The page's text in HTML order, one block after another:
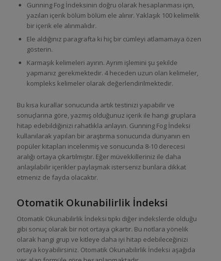
Gunning Fog İndeksinin doğru olarak hesaplanması için,
yazılan içerik bölüm bölüm ele alınır. Yaklaşık 100 kelimelik
bir içerik ele alınmalıdır.
Ele aldığınız paragrafta ki hiç bir cümleyi atlamamaya özen
gösterin.
Karmaşık kelimeleri ayırın. Ayrım işlemini şu şekilde
yapmanız gerekmektedir. 4 heceden uzun olan kelimeler,
kompleks kelimeler olarak değerlendirilmektedir.
Bu kısa kurallar sonucunda artık testinizi yapabilir ve
sonuçlarına göre, yazmış olduğunuz içerik ile hangi gruplara
hitap edebildiğinizi rahatlıkla anlayın. Gunning Fog İndeksi
kullanılarak yapılan bir araştırma sonucunda dünyanın en
popüler kitapları incelenmiş ve sonucunda 8-10 derecesi
aralığı ortaya çıkartılmıştır. Eğer müvekkilleriniz ile daha
anlaşılabilir içerikler paylaşmak isterseniz bunlara dikkat
etmeniz de fayda olacaktır.
Otomatik Okunabilirlik İndeksi
Otomatik Okunabilirlik İndeksi tıpkı diğer indekslerde olduğu
gibi sonuç olarak bir not ortaya çıkartır. Bu notlara yönelik
olarak hangi grup ve kitleye daha iyi hitap edebileceğinizi
ortaya koyabilirsiniz. Otomatik Okunabilirlik İndeksi aşağıda